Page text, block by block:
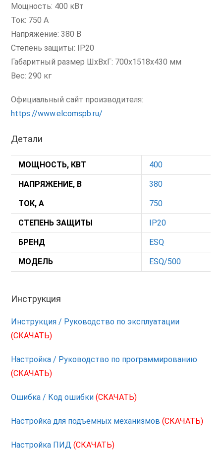
Мощность: 400 кВт
Ток: 750 А
Напряжение: 380 В
Степень защиты: IP20
Габаритный размер ШхВхГ: 700х1518х430 мм
Вес: 290 кг
Официальный сайт производителя:
https://www.elcomspb.ru/
Детали
МОЩНОСТЬ, КВТ 400
НАПРЯЖЕНИЕ, В 380
ТОК, А 750
СТЕПЕНЬ ЗАЩИТЫ IP20
БРЕНД ESQ
МОДЕЛЬ ESQ/500
Инструкция
Инструкция / Руководство по эксплуатации
(СКАЧАТЬ)
Настройка / Руководство по программированию
(СКАЧАТЬ)
Ошибка / Код ошибки(СКАЧАТЬ)
Настройка для подъемных механизмов(СКАЧАТЬ)
Настройка ПИД(СКАЧАТЬ)